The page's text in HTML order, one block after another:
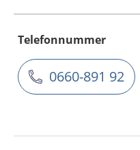
Telefonnummer
0660-891 92